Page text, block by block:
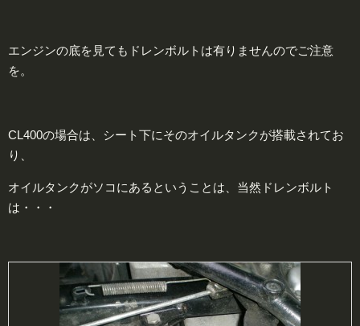
エンジンの底を見てもドレンボルトは有りませんのでご注意
を。
CL400の場合は、シート下にそのオイルタンクが搭載されてお
り、
オイルタンクがソコにあるということは、当然ドレンボルト
は・・・